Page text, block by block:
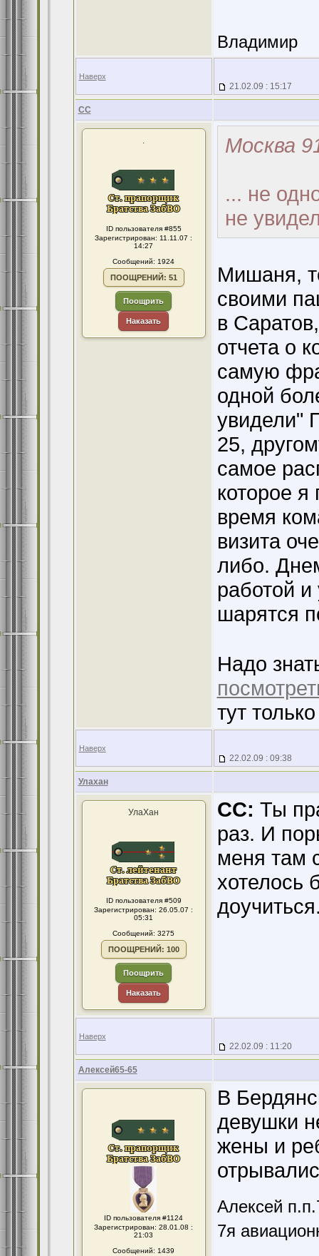
Владимир
Наверх
21.02.09 : 15:17
CC
.
ID пользователя #855
Зарегистрирован: 11.11.07 :
14:27
Сообщений: 1924
ПООЩРЕНИЙ: 51
Поощрить
Наказать
Москва
... не
не
Мишаня,
своими
в
отчета о
самую
одной
увидели"
25,
самое
которое
время
визита
либо.
работой
шарятся
Надо
тут
Наверх
22.02.09 : 09:38
Улахан
УлаХан
ID пользователя #509
Зарегистрирован: 26.05.07 :
05:31
Сообщений: 3275
ПООЩРЕНИЙ: 100
Поощрить
Наказать
CC: Ты
раз. И
меня там
хотелось
Наверх
22.02.09 : 11:20
Алексей65-65
ID пользователя #1124
Зарегистрирован: 28.01.08 :
21:03
Сообщений: 1439
В
девушки
жены и
Алексей
7я